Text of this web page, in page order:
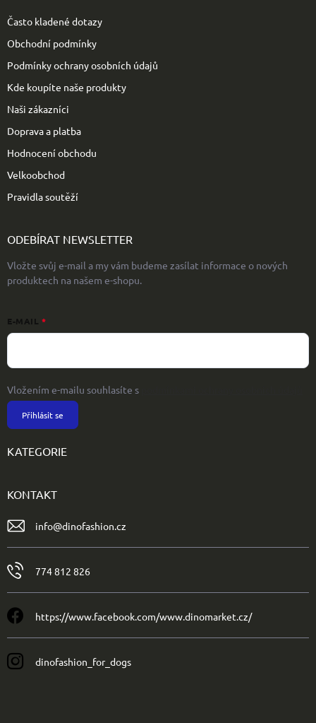
Často kladené dotazy
Obchodní podmínky
Podmínky ochrany osobních údajů
Kde koupíte naše produkty
Naši zákazníci
Doprava a platba
Hodnocení obchodu
Velkoobchod
Pravidla soutěží
ODEBÍRAT NEWSLETTER
Vložte svůj e-mail a my vám budeme zasílat informace o nových
produktech na našem e-shopu.
E-MAIL
Vložením e-mailu souhlasíte s
Přihlásit se
KATEGORIE
KONTAKT
info@dinofashion.cz
774 812 826
https://www.facebook.com/www.dinomarket.cz/
dinofashion_for_dogs